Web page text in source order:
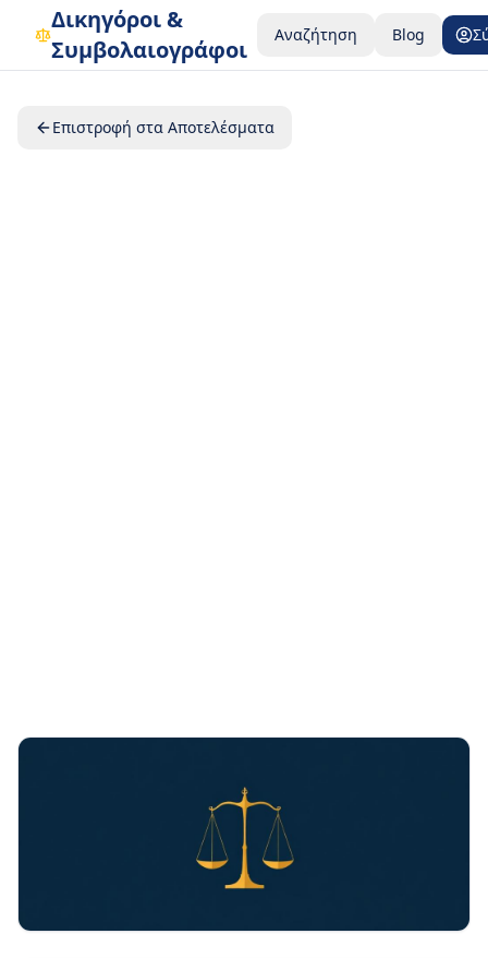
Δικηγόροι &
Συμβολαιογράφοι
Αναζήτηση Blog
Επιστροφή στα Αποτελέσματα